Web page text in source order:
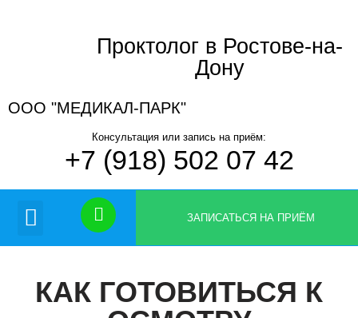
Проктолог в Ростове-на-
Дону
ООО "МЕДИКАЛ-ПАРК"
Консультация или запись на приём:
+7 (918) 502 07 42
ЗАПИСАТЬСЯ НА ПРИЁМ
КАК ГОТОВИТЬСЯ К